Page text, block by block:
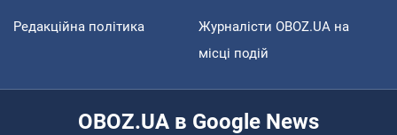
Редакційна політика
Журналісти OBOZ.UA на
місці подій
OBOZ.UA в Google News